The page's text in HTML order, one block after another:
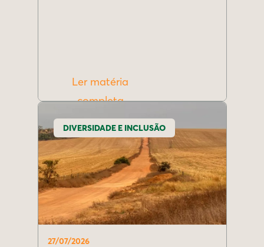
Ler matéria
completa
DIVERSIDADE E INCLUSÃO
27/07/2026